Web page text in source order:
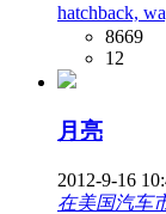
hatchback,
8669
12
月亮
2012-9-16
在美国汽车